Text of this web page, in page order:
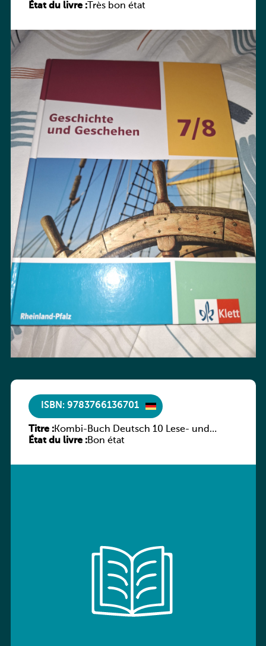
Rheinland-Pfalz
État du livre :Très bon état
ISBN: 9783766136701
Titre :Kombi-Buch Deutsch 10 Lese- und
Sprachbuch
État du livre :Bon état